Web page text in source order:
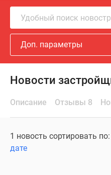
Удобный поиск
Доп. параметры
Новости
Описание Отзывы 8
1 новость сортировать по:
дате